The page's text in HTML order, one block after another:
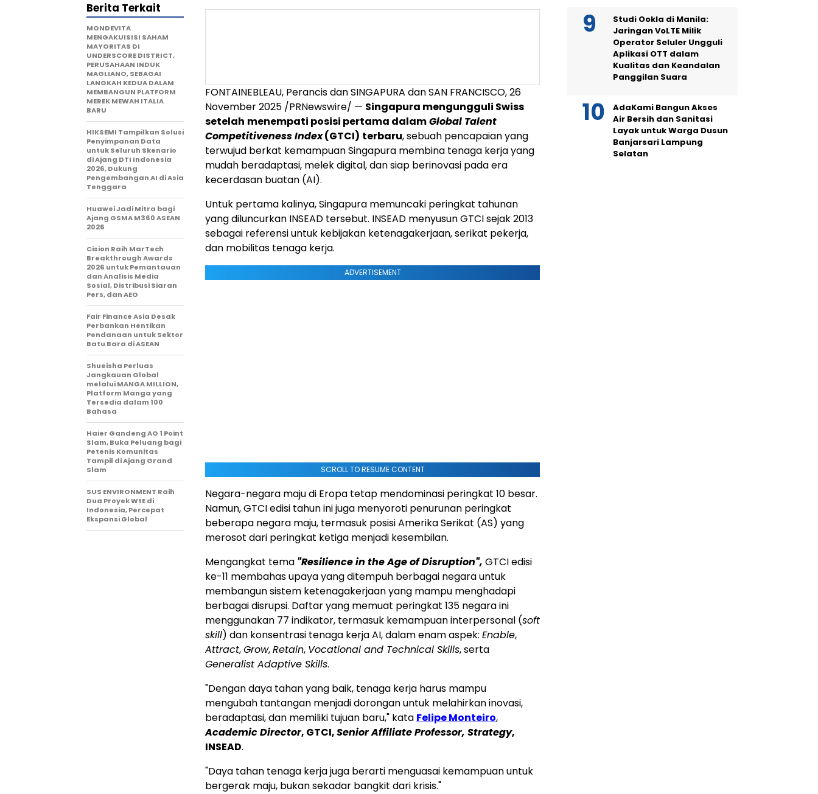
FONTAINEBLEAU, Perancis dan SINGAPURA danSAN FRANCISCO,26
November 2025 /PRNewswire/ — Singapura mengungguli Swiss
setelah menempati posisi pertama dalamGlobal Talent
Competitiveness Index(GTCI) terbaru, sebuah pencapaian yang
terwujud berkat kemampuan Singapura membina tenaga kerja yang
mudah beradaptasi, melek digital, dan siap berinovasi pada era
kecerdasan buatan (AI).
Untuk pertama kalinya, Singapura memuncaki peringkat tahunan
yang diluncurkan INSEAD tersebut. INSEAD menyusun GTCI sejak 2013
sebagai referensi untuk kebijakan ketenagakerjaan, serikat pekerja,
dan mobilitas tenaga kerja.
ADVERTISEMENT
SCROLL TO RESUME CONTENT
Negara-negara maju di Eropa tetap mendominasi peringkat 10 besar.
Namun, GTCI edisi tahun ini juga menyoroti penurunan peringkat
beberapa negara maju, termasuk posisi Amerika Serikat (AS) yang
merosot dari peringkat ketiga menjadi kesembilan.
Mengangkat tema "Resilience in the Age of Disruption", GTCI edisi
ke-11 membahas upaya yang ditempuh berbagai negara untuk
membangun sistem ketenagakerjaan yang mampu menghadapi
berbagai disrupsi. Daftar yang memuat peringkat 135 negara ini
menggunakan 77 indikator, termasuk kemampuan interpersonal (soft
skill) dan konsentrasi tenaga kerja AI, dalam enam aspek: Enable,
Attract,Grow,Retain, Vocational and Technical Skills, serta
Generalist Adaptive Skills.
"Dengan daya tahan yang baik, tenaga kerja harus mampu
mengubah tantangan menjadi dorongan untuk melahirkan inovasi,
beradaptasi, dan memiliki tujuan baru," kata Felipe Monteiro,
Academic Director, GTCI,Senior Affiliate Professor, Strategy,
INSEAD.
"Daya tahan tenaga kerja juga berarti menguasai kemampuan untuk
bergerak maju, bukan sekadar bangkit dari krisis."
Berita Terkait
MONDEVITA
MENGAKUISISI SAHAM
MAYORITAS DI
UNDERSCORE DISTRICT,
PERUSAHAAN INDUK
MAGLIANO, SEBAGAI
LANGKAH KEDUA DALAM
MEMBANGUN PLATFORM
MEREK MEWAH ITALIA
BARU
HIKSEMI Tampilkan Solusi
Penyimpanan Data
untuk Seluruh Skenario
di Ajang DTI Indonesia
2026, Dukung
Pengembangan AI di Asia
Tenggara
Huawei Jadi Mitra bagi
Ajang GSMA M360 ASEAN
2026
Cision Raih MarTech
Breakthrough Awards
2026 untuk Pemantauan
dan Analisis Media
Sosial, Distribusi Siaran
Pers, dan AEO
Fair Finance Asia Desak
Perbankan Hentikan
Pendanaan untuk Sektor
Batu Bara di ASEAN
Shueisha Perluas
Jangkauan Global
melalui MANGA MILLION,
Platform Manga yang
Tersedia dalam 100
Bahasa
Haier Gandeng AO 1 Point
Slam, Buka Peluang bagi
Petenis Komunitas
Tampil di Ajang Grand
Slam
SUS ENVIRONMENT Raih
Dua Proyek WtE di
Indonesia, Percepat
Ekspansi Global
Studi Ookla di Manila:
Jaringan VoLTE Milik
Operator Seluler Ungguli
Aplikasi OTT dalam
Kualitas dan Keandalan
Panggilan Suara
AdaKami Bangun Akses
Air Bersih dan Sanitasi
Layak untuk Warga Dusun
Banjarsari Lampung
Selatan